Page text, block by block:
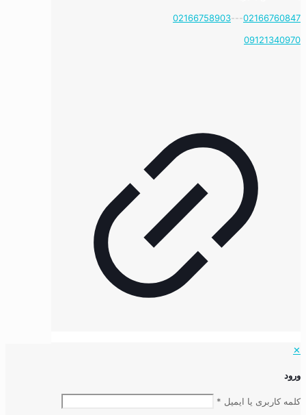
02166760847
---
02166758903
09121340970
✕
ورود
کلمه کاربری یا ایمیل *